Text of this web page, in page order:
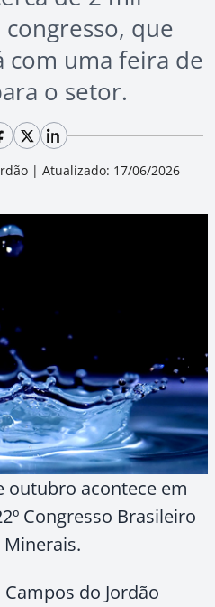
que
com uma feira de
o setor.
| Atualizado: 17/06/2026
outubro acontece em
Congresso Brasileiro
do Jordão